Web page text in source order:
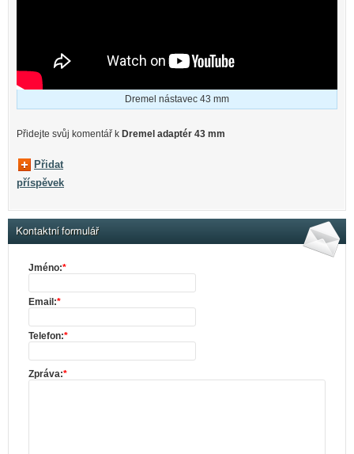
Dremel nástavec 43 mm
Přidejte svůj komentář k Dremel adaptér 43 mm
Přidat
příspěvek
Kontaktní formulář
Jméno:*
Email:*
Telefon:*
Zpráva:*